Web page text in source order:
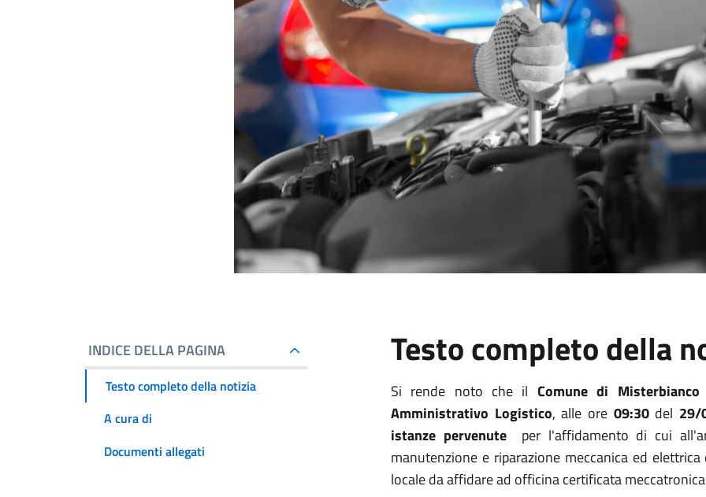
INDICE DELLA PAGINA
Testo completo della notizia
A cura di
Documenti allegati
Testo completo della
Si rende noto che il Comune di
Amministrativo Logistico, alle ore 09:30del 29/
istanze pervenuteper l'affidamento di cui
manutenzione e riparazione meccanica ed
locale da affidare ad officina certificata